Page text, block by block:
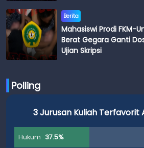
Berita
Mahasiswi Prodi FKM-
Berat Gegara Ganti
Ujian Skripsi
Polling
3 Jurusan Kuliah Terfavorit
Hukum 37.5%